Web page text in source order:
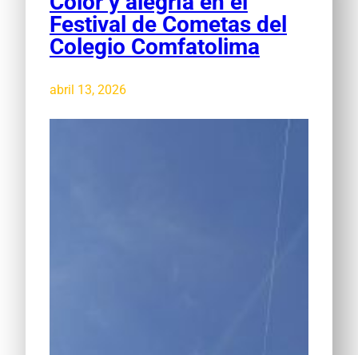
Festival de Cometas del
Colegio Comfatolima
abril 13, 2026